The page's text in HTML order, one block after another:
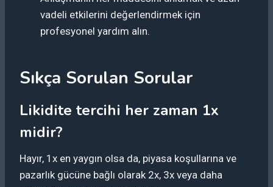
vadeli etkilerini değerlendirmek için
profesyonel yardım alın.
Sıkça Sorulan Sorular
Likidite tercihi her zaman 1x
midir?
Hayır, 1x en yaygın olsa da, piyasa koşullarına ve
pazarlık gücüne bağlı olarak 2x, 3x veya daha